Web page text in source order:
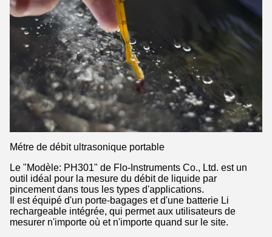
Métre de débit ultrasonique portable
Le "Modèle: PH301" de Flo-Instruments Co., Ltd. est un
outil idéal pour la mesure du débit de liquide par
pincement dans tous les types d'applications.
Il est équipé d'un porte-bagages et d'une batterie Li
rechargeable intégrée, qui permet aux utilisateurs de
mesurer n'importe où et n'importe quand sur le site.